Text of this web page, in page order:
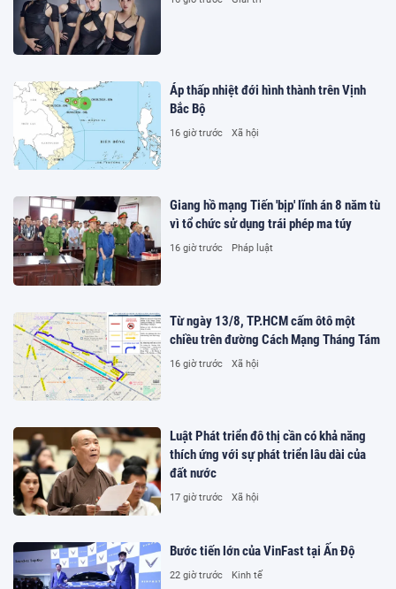
Áp thấp nhiệt đới hình thành trên Vịnh
Bắc Bộ
16 giờ trước Xã hội
Giang hồ mạng Tiến 'bịp' lĩnh án 8 năm tù
vì tổ chức sử dụng trái phép ma túy
16 giờ trước Pháp luật
Từ ngày 13/8, TP.HCM cấm ôtô một
chiều trên đường Cách Mạng Tháng Tám
16 giờ trước Xã hội
Luật Phát triển đô thị cần có khả năng
thích ứng với sự phát triển lâu dài của
đất nước
17 giờ trước Xã hội
Bước tiến lớn của VinFast tại Ấn Độ
22 giờ trước Kinh tế